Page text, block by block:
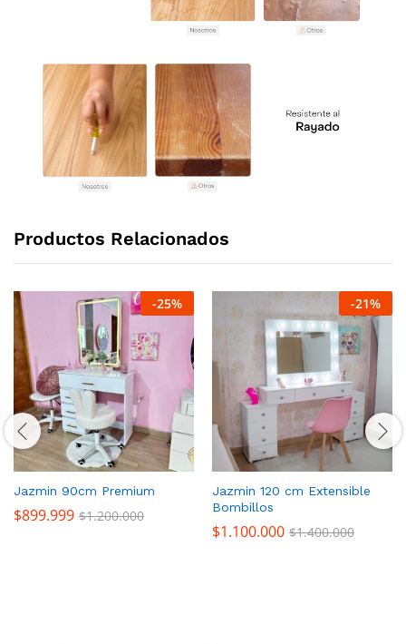
Productos Relacionados
-25%
Jazmin 90cm Premium
$899.999 $1.200.000
-21%
Jazmin 120 cm Extensible
Bombillos
$1.100.000 $1.400.000